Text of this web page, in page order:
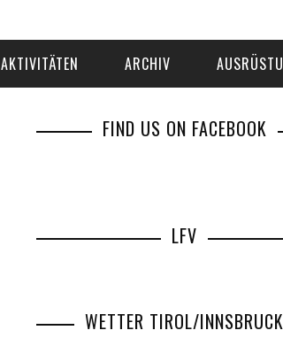
AKTIVITÄTEN ARCHIV
FIND US ON FACEBOOK
LFV
WETTER TIROL/INNSBRUCK